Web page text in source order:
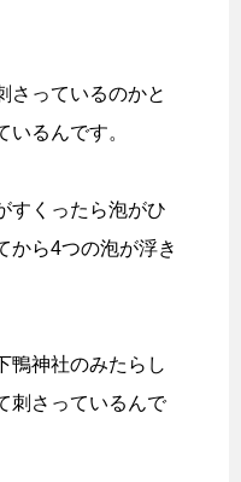
さっているのかと
るんです。
すくったら泡がひ
から4つの泡が浮き
鴨神社のみたらし
刺さっているんで